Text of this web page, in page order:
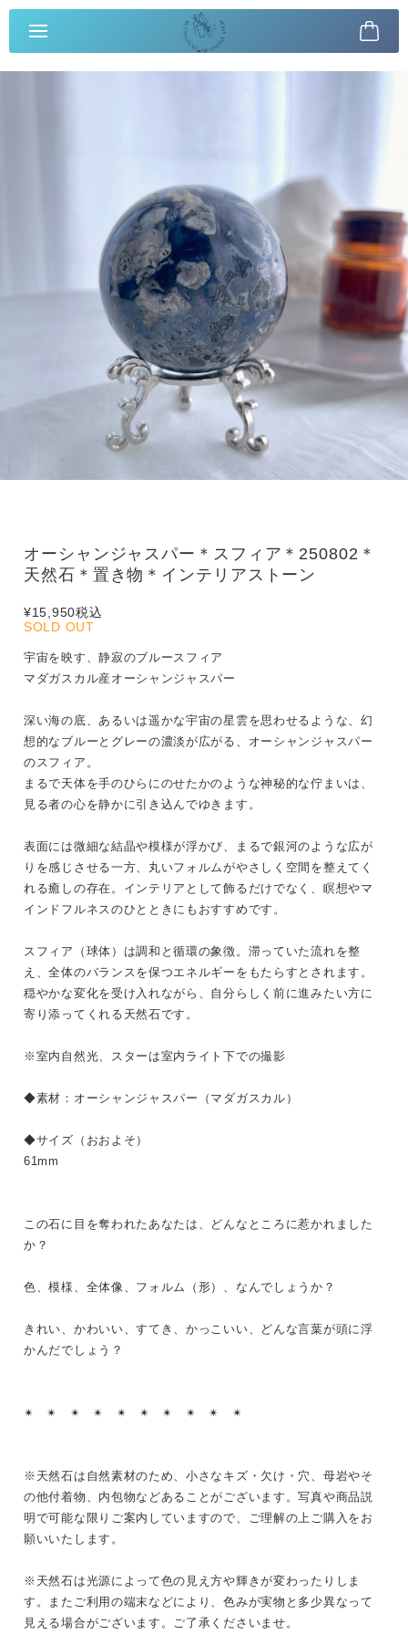
オーシャンジャスパー＊スフィア＊250802＊
天然石＊置き物＊インテリアストーン
¥15,950税込
SOLD OUT
宇宙を映す、静寂のブルースフィア
マダガスカル産オーシャンジャスパー
深い海の底、あるいは遥かな宇宙の星雲を思わせるような、幻
想的なブルーとグレーの濃淡が広がる、オーシャンジャスパー
のスフィア。
まるで天体を手のひらにのせたかのような神秘的な佇まいは、
見る者の心を静かに引き込んでゆきます。
表面には微細な結晶や模様が浮かび、まるで銀河のような広が
りを感じさせる一方、丸いフォルムがやさしく空間を整えてく
れる癒しの存在。インテリアとして飾るだけでなく、瞑想やマ
インドフルネスのひとときにもおすすめです。
スフィア（球体）は調和と循環の象徴。滞っていた流れを整
え、全体のバランスを保つエネルギーをもたらすとされます。
穏やかな変化を受け入れながら、自分らしく前に進みたい方に
寄り添ってくれる天然石です。
※室内自然光、スターは室内ライト下での撮影
◆素材：オーシャンジャスパー（マダガスカル）
◆サイズ（おおよそ）
61mm
この石に目を奪われたあなたは、どんなところに惹かれました
か？
色、模様、全体像、フォルム（形）、なんでしょうか？
きれい、かわいい、すてき、かっこいい、どんな言葉が頭に浮
かんだでしょう？
✴︎ ✴︎ ✴︎ ✴︎ ✴︎ ✴︎ ✴︎ ✴︎ ✴︎ ✴︎
※天然石は自然素材のため、小さなキズ・欠け・穴、母岩やそ
の他付着物、内包物などあることがございます。写真や商品説
明で可能な限りご案内していますので、ご理解の上ご購入をお
願いいたします。
※天然石は光源によって色の見え方や輝きが変わったりしま
す。またご利用の端末などにより、色みが実物と多少異なって
見える場合がございます。ご了承くださいませ。